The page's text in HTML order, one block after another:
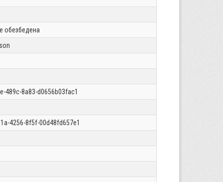
обезбедена
489c-8a83-d0656b03fac1
4256-8f5f-00d48fd657e1